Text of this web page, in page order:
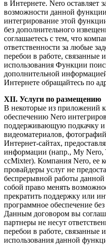
в Интернете. Nero оставляет
возможности данной
интегрирование этой
без дополнительного
соглашаетесь с тем, что
ответственности за любые
перебои в работе, связанные
использования Функции
дополнительной
Интернете обращайтесь по
XII. Услуги по размещению
В некоторые из приложений
обеспечению Nero
поддерживающую подкачку и
видеоматериалов,
Интернет-сайтах,
информации (напр., My Nero,
ccMixter). Компания Nero, ее
провайдеры услуг не
беспрерывной работы
собой право менять
прекратить поддержку или
программное обеспечение
Данным договором вы
партнеры не несут
перебои в работе, связанные
использования данной